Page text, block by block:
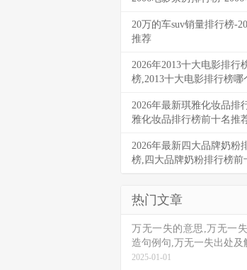
20万的车suv销量排行榜-
推荐
2026年2013十大电影排行
榜,2013十大电影排行榜哪
2026年最新琪雅化妆品排
雅化妆品排行榜前十名推
2026年最新四大品牌奶粉
榜,四大品牌奶粉排行榜前
热门文章
万无一失的意思,万无一
造句例句,万无一失出处及
2025-01-01